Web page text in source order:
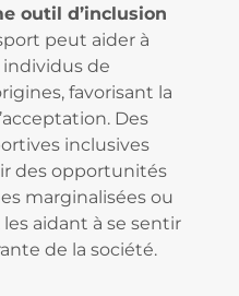
outil d’inclusion
peut aider à
de
favorisant la
Des
inclusives
des opportunités
marginalisées ou
aidant à se sentir
de la société.